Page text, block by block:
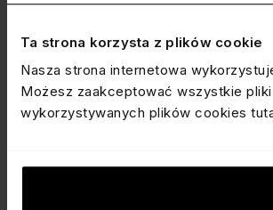
Ta strona korzysta z plików cookie
Nasza strona internetowa
Możesz zaakceptować wszystkie
wykorzystywanych plików cookies